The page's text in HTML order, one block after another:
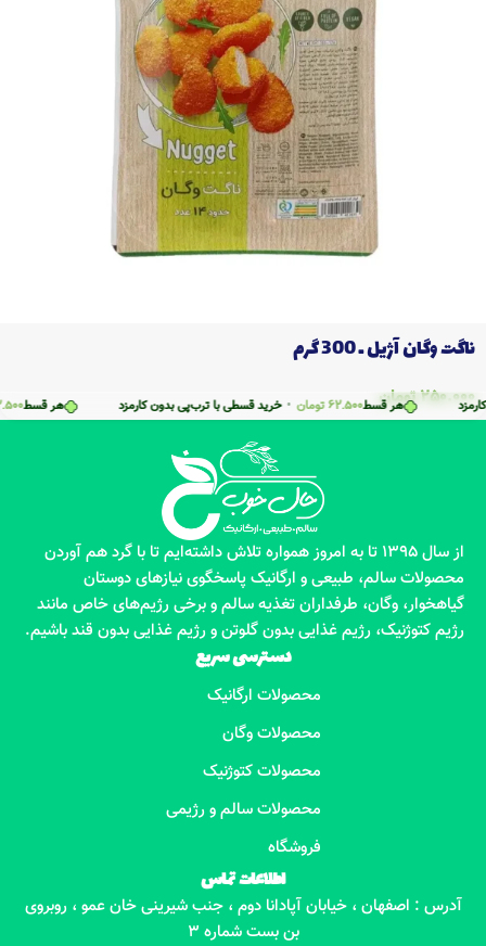
هر قسط هر قسط62.500تومان • خرید قسطی با ترب‌پی بدون کارمزد
ناگت وگان آژیل ـ 300 گرم
250.000 تومان
از سال 1395 تا به امروز همواره تلاش داشته‌ایم تا با گرد هم آوردن
محصولات سالم، طبیعی و ارگانیک پاسخگوی نیازهای دوستان
گیاهخوار، وگان، طرفداران تغذیه سالم و برخی رژیم‌های خاص مانند
رژیم کتوژنیک، رژیم غذایی بدون گلوتن و رژیم غذایی بدون قند باشیم.
دسترسی سریع
محصولات ارگانیک
محصولات وگان
محصولات کتوژنیک
محصولات سالم و رژیمی
فروشگاه
اطلاعات تماس
آدرس : اصفهان ، خیابان آپادانا دوم ، جنب شیرینی خان عمو ، روبروی
بن بست شماره 3